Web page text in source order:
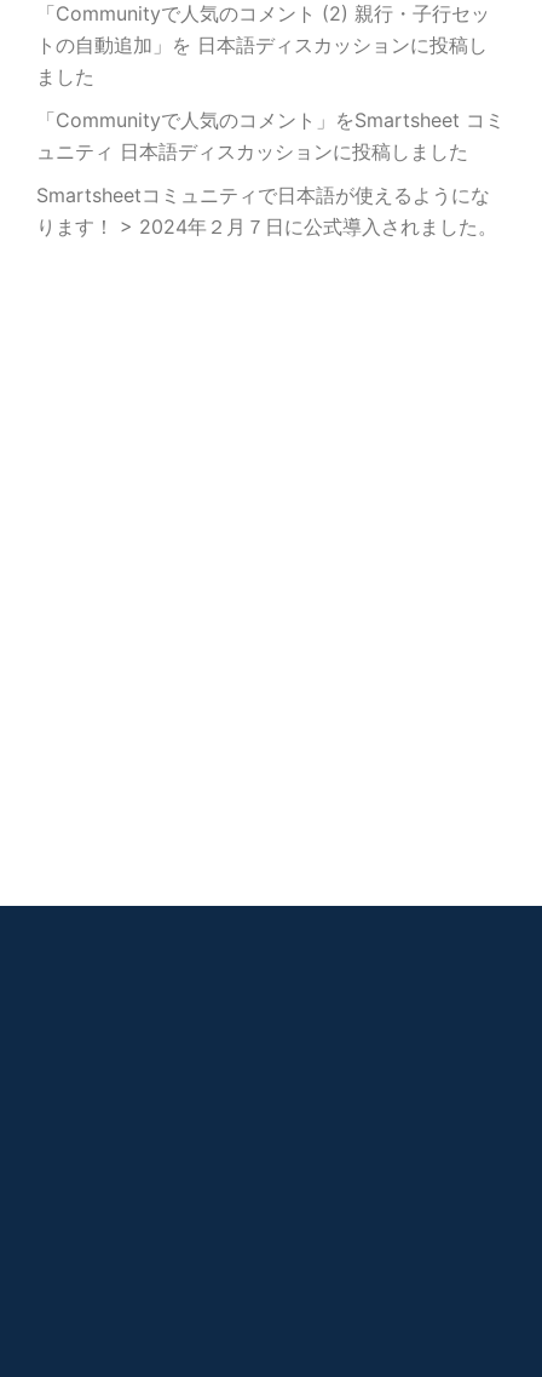
「Communityで人気のコメント (2) 親行・子行セッ
トの自動追加」を 日本語ディスカッションに投稿し
ました
「Communityで人気のコメント」をSmartsheet コミ
ュニティ 日本語ディスカッションに投稿しました
Smartsheetコミュニティで日本語が使えるようにな
ります！ > 2024年２月７日に公式導入されました。